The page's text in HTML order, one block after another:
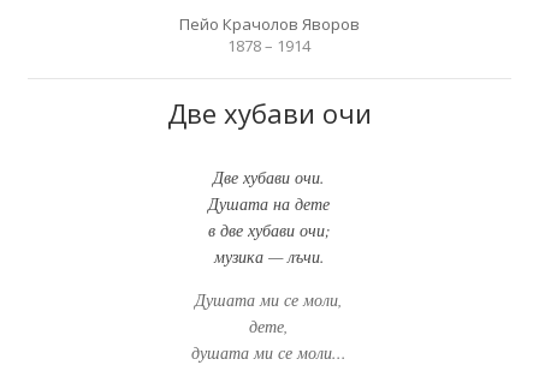
Пейо Крачолов Яворов
1878 – 1914
Две хубави очи
Две хубави очи.
Душата на дете
в две хубави очи;
музика — лъчи.
Душата ми се моли,
дете,
душата ми се моли...